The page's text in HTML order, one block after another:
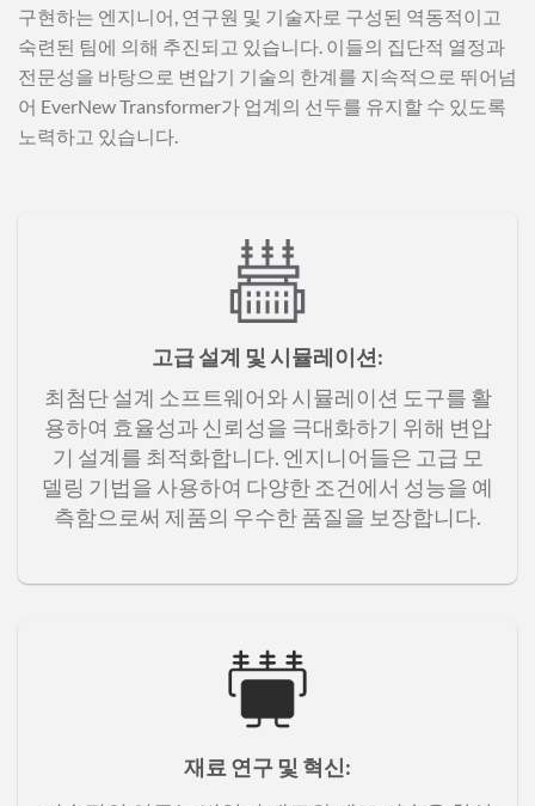
구현하는 엔지니어, 연구원 및 기술자로 구성된 역동적이고
숙련된 팀에 의해 추진되고 있습니다. 이들의 집단적 열정과
전문성을 바탕으로 변압기 기술의 한계를 지속적으로 뛰어넘
어 EverNew Transformer가 업계의 선두를 유지할 수 있도록
노력하고 있습니다.
고급 설계 및 시뮬레이션 :
최첨단 설계 소프트웨어와 시뮬레이션 도구를 활
용하여 효율성과 신뢰성을 극대화하기 위해 변압
기 설계를 최적화합니다. 엔지니어들은 고급 모
델링 기법을 사용하여 다양한 조건에서 성능을 예
측함으로써 제품의 우수한 품질을 보장합니다.
재료 연구 및 혁신: